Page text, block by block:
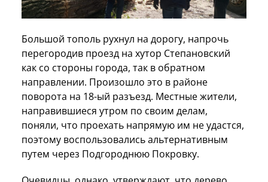
Большой тополь рухнул на дорогу, напрочь
перегородив проезд на хутор Степановский
как со стороны города, так в обратном
направлении. Произошло это в районе
поворота на 18-ый разъезд. Местные жители,
направившиеся утром по своим делам,
поняли, что проехать напрямую им не удастся,
поэтому воспользовались альтернативным
путем через Подгороднюю Покровку.